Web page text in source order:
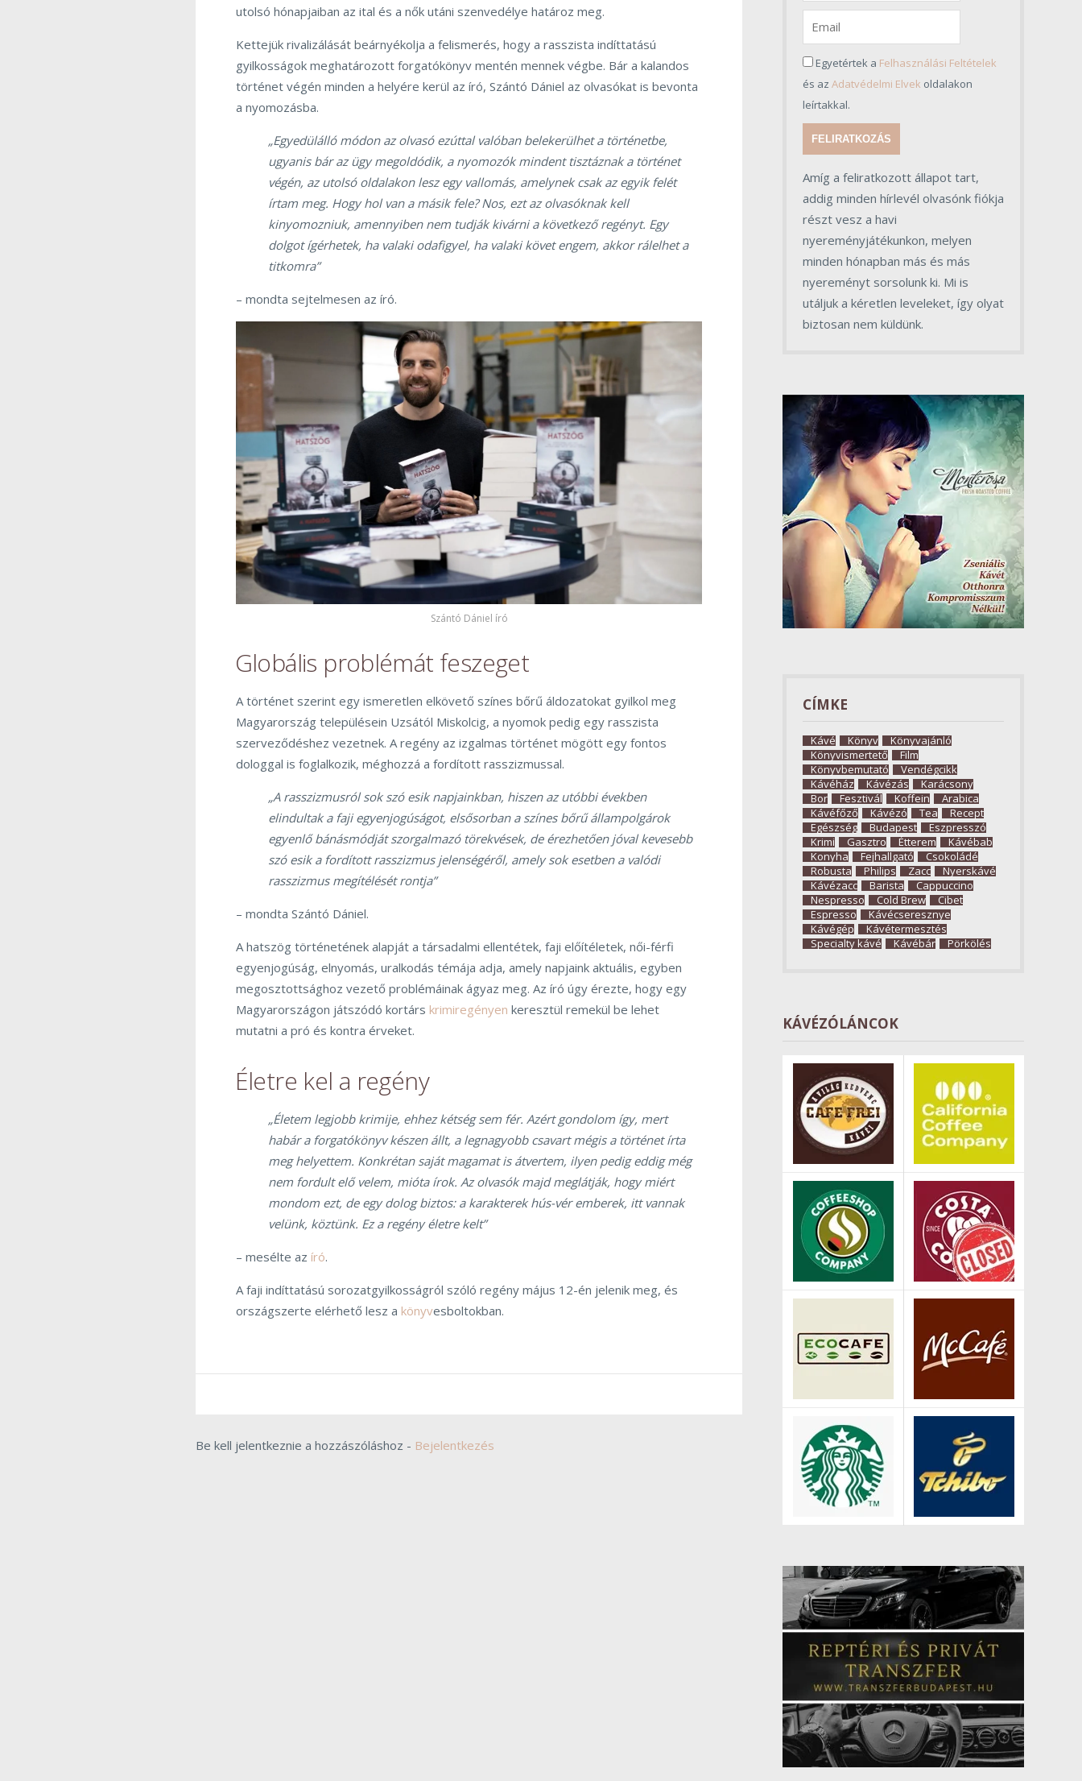
utolsó hónapjaiban az ital és a nők utáni szenvedélye határoz meg.
Kettejük rivalizálását beárnyékolja a felismerés, hogy a rasszista indíttatású
gyilkosságok meghatározott forgatókönyv mentén mennek végbe. Bár a kalandos
történet végén minden a helyére kerül az író, Szántó Dániel az olvasókat is bevonta
a nyomozásba.
„Egyedülálló módon az olvasó ezúttal valóban belekerülhet a történetbe,
ugyanis bár az ügy megoldódik, a nyomozók mindent tisztáznak a történet
végén, az utolsó oldalakon lesz egy vallomás, amelynek csak az egyik felét
írtam meg. Hogy hol van a másik fele? Nos, ezt az olvasóknak kell
kinyomozniuk, amennyiben nem tudják kivárni a következő regényt. Egy
dolgot ígérhetek, ha valaki odafigyel, ha valaki követ engem, akkor rálelhet a
titkomra”
– mondta sejtelmesen az író.
Szántó Dániel író
Globális problémát feszeget
A történet szerint egy ismeretlen elkövető színes bőrű áldozatokat gyilkol meg
Magyarország településein Uzsától Miskolcig, a nyomok pedig egy rasszista
szerveződéshez vezetnek. A regény az izgalmas történet mögött egy fontos
dologgal is foglalkozik, méghozzá a fordított rasszizmussal.
„A rasszizmusról sok szó esik napjainkban, hiszen az utóbbi években
elindultak a faji egyenjogúságot, elsősorban a színes bőrű állampolgárok
egyenlő bánásmódját szorgalmazó törekvések, de érezhetően jóval kevesebb
szó esik a fordított rasszizmus jelenségéről, amely sok esetben a valódi
rasszizmus megítélését rontja”
– mondta Szántó Dániel.
A hatszög történetének alapját a társadalmi ellentétek, faji előítéletek, női-férfi
egyenjogúság, elnyomás, uralkodás témája adja, amely napjaink aktuális, egyben
megosztottsághoz vezető problémáinak ágyaz meg. Az író úgy érezte, hogy egy
Magyarországon játszódó kortárs krimiregényen keresztül remekül be lehet
mutatni a pró és kontra érveket.
Életre kel a regény
„Életem legjobb krimije, ehhez kétség sem fér. Azért gondolom így, mert
habár a forgatókönyv készen állt, a legnagyobb csavart mégis a történet írta
meg helyettem. Konkrétan saját magamat is átvertem, ilyen pedig eddig még
nem fordult elő velem, mióta írok. Az olvasók majd meglátják, hogy miért
mondom ezt, de egy dolog biztos: a karakterek hús-vér emberek, itt vannak
velünk, köztünk. Ez a regény életre kelt”
– mesélte az író.
A faji indíttatású sorozatgyilkosságról szóló regény május 12-én jelenik meg, és
országszerte elérhető lesz a könyvesboltokban.
Be kell jelentkeznie a hozzászóláshoz - Bejelentkezés
Egyetértek a Felhasználási Feltételek
és az Adatvédelmi Elvek oldalakon
leírtakkal.
FELIRATKOZÁS
Amíg a feliratkozott állapot tart,
addig minden hírlevél olvasónk fiókja
részt vesz a havi
nyereményjátékunkon, melyen
minden hónapban más és más
nyereményt sorsolunk ki. Mi is
utáljuk a kéretlen leveleket, így olyat
biztosan nem küldünk.
CÍMKE
Kávé Könyv
Könyvajánló
Könyvismertető
Film
Könyvbemutató
Vendégcikk
Kávéház
Kávézás
Karácsony
Bor
Fesztivál Koffein
Arabica
Kávéfőző
Kávézó Tea
Recept
Egészség
Budapest
Eszpresszó
Krimi
Gasztro Étterem
Kávébab
Konyha
Fejhallgató
Csokoládé
Robusta
Philips Zacc
Nyerskávé
Kávézacc
Barista
Cappuccino
Nespresso
Cold Brew
Cibet
Espresso
Kávécseresznye
Kávégép
Kávétermesztés
Specialty kávé
Kávébár Pörkölés
KÁVÉZÓLÁNCOK